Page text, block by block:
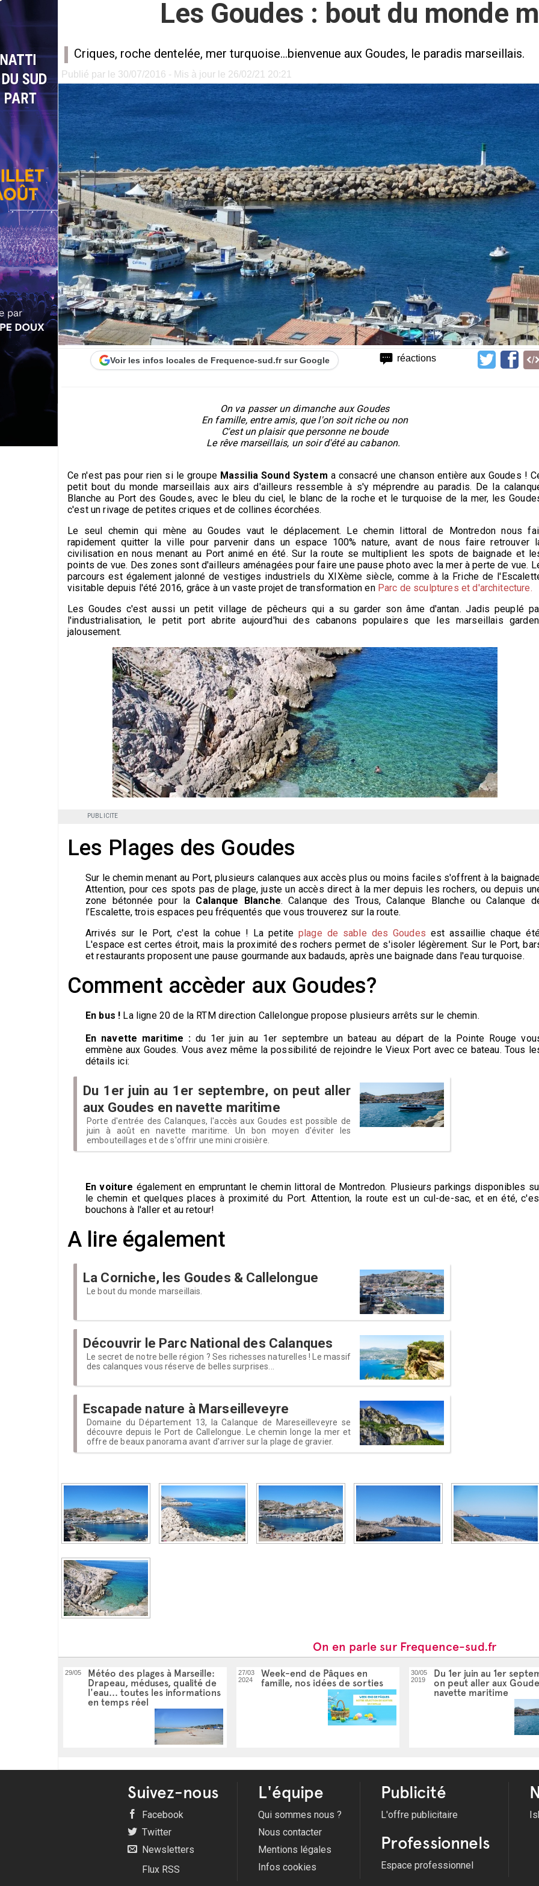
Les Goudes : bout du monde
Criques, roche dentelée, mer turquoise...bienvenue aux Goudes, le paradis marseillais.
Publié par le 30/07/2016 - Mis à jour le 26/02/21 20:21
réactions
Voir les infos locales de Frequence-sud.fr sur Google
On va passer un dimanche aux Goudes
En famille, entre amis, que l'on soit riche ou non
C'est un plaisir que personne ne boude
Le rêve marseillais, un soir d'été au cabanon.
Ce n'est pas pour rien si le groupe Massilia Sound System a consacré une chanson entière aux Goudes !
petit bout du monde marseillais aux airs d'ailleurs ressemble à s'y méprendre au paradis. De la
Blanche au Port des Goudes, avec le bleu du ciel, le blanc de la roche et le turquoise de la mer, les
c'est un rivage de petites criques et de collines écorchées.
Le seul chemin qui mène au Goudes vaut le déplacement. Le chemin littoral de Montredon nous
rapidement quitter la ville pour parvenir dans un espace 100% nature, avant de nous faire retrouver
civilisation en nous menant au Port animé en été. Sur la route se multiplient les spots de baignade et
points de vue. Des zones sont d'ailleurs aménagées pour faire une pause photo avec la mer à perte de vue.
parcours est également jalonné de vestiges industriels du XIXème siècle, comme à la Friche de
visitable depuis l'été 2016, grâce à un vaste projet de transformation en Parc de sculptures et d'architecture.
Les Goudes c'est aussi un petit village de pêcheurs qui a su garder son âme d'antan. Jadis peuplé
l'industrialisation, le petit port abrite aujourd'hui des cabanons populaires que les marseillais
jalousement.
PUBLICITE
Les Plages des Goudes
Sur le chemin menant au Port, plusieurs calanques aux accès plus ou moins faciles s'offrent à la
Attention, pour ces spots pas de plage, juste un accès direct à la mer depuis les rochers, ou depuis
zone bétonnée pour la Calanque Blanche. Calanque des Trous, Calanque Blanche ou Calanque
l’Escalette, trois espaces peu fréquentés que vous trouverez sur la route.
Arrivés sur le Port, c'est la cohue ! La petite plage de sable des Goudes est assaillie chaque
L'espace est certes étroit, mais la proximité des rochers permet de s'isoler légèrement. Sur le Port,
et restaurants proposent une pause gourmande aux badauds, après une baignade dans l'eau turquoise.
Comment accèder aux Goudes?
En bus ! La ligne 20 de la RTM direction Callelongue propose plusieurs arrêts sur le chemin.
En navette maritime : du 1er juin au 1er septembre un bateau au départ de la Pointe Rouge
emmène aux Goudes. Vous avez même la possibilité de rejoindre le Vieux Port avec ce bateau. Tous
détails ici:
Du 1er juin au 1er septembre, on peut aller
aux Goudes en navette maritime
Porte d'entrée des Calanques, l'accès aux Goudes est possible de
juin à août en navette maritime. Un bon moyen d'éviter les
embouteillages et de s'offrir une mini croisière.
En voiture également en empruntant le chemin littoral de Montredon. Plusieurs parkings disponibles
le chemin et quelques places à proximité du Port. Attention, la route est un cul-de-sac, et en été,
bouchons à l'aller et au retour!
A lire également
La Corniche, les Goudes & Callelongue
Le bout du monde marseillais.
Découvrir le Parc National des Calanques
Le secret de notre belle région ? Ses richesses naturelles ! Le massif
des calanques vous réserve de belles surprises...
Escapade nature à Marseilleveyre
Domaine du Département 13, la Calanque de Mareseilleveyre se
découvre depuis le Port de Callelongue. Le chemin longe la mer et
offre de beaux panorama avant d'arriver sur la plage de gravier.
On en parle sur Frequence-sud.fr
29/05
Météo des plages à Marseille:
Drapeau, méduses, qualité de
l'eau... toutes les informations
en temps réel
27/03
2024
Week-end de Pâques en
famille, nos idées de sorties
30/05
2019
Du 1er juin au 1er
on peut aller aux
navette maritime
Suivez-nous
Facebook
Twitter
Newsletters
Flux RSS
L'équipe
Qui sommes nous ?
Nous contacter
Mentions légales
Infos cookies
Publicité
L'offre publicitaire
Professionnels
Espace professionnel